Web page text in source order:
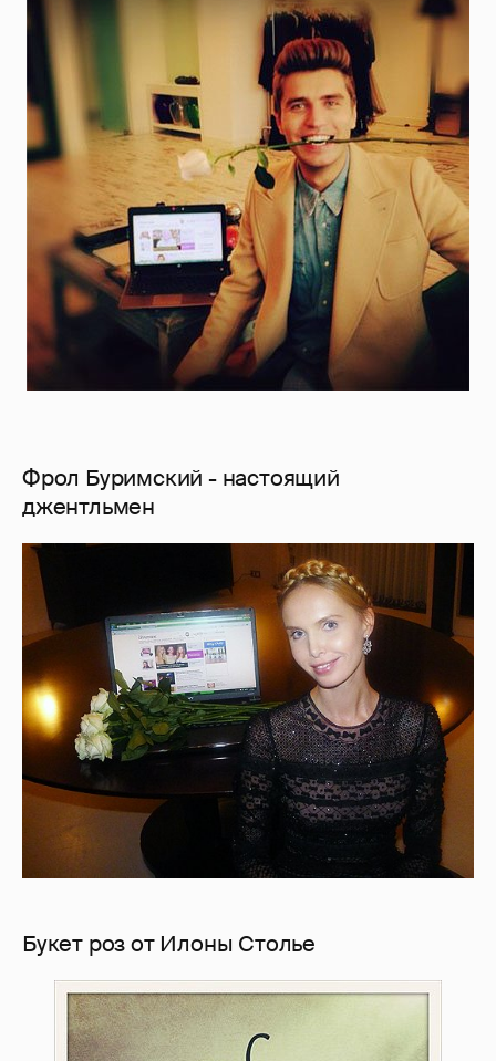
Фрол Буримский - настоящий
джентльмен
Букет роз от Илоны Столье